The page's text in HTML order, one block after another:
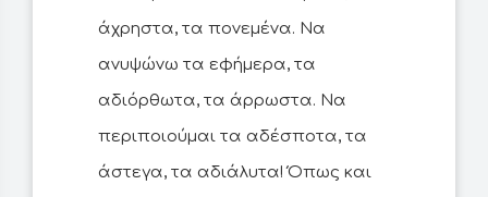
άχρηστα, τα πονεμένα. Να
ανυψώνω τα εφήμερα, τα
αδιόρθωτα, τα άρρωστα. Να
περιποιούμαι τα αδέσποτα, τα
άστεγα, τα αδιάλυτα! Όπως και